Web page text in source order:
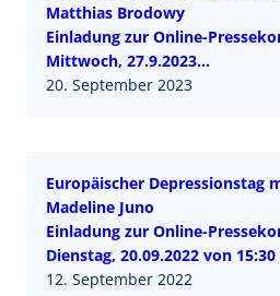
Matthias Brodowy
Einladung zur Online-
Mittwoch, 27.9.2023
von 11:00 bis 12:30 Uhr,
20. September 2023
Europäischer Depressionstag
Madeline Juno
Einladung zur Online-
Dienstag, 20.09.2022 von
anlässlich des 19.
12. September 2022